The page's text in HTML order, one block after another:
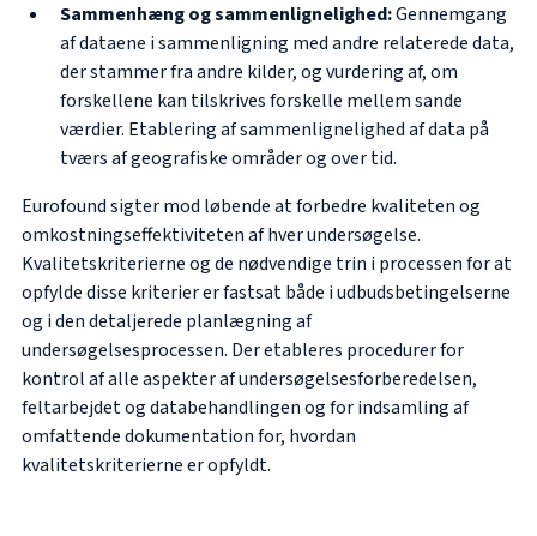
Sammenhæng og sammenlignelighed:Gennemgang
af dataene i sammenligning med andre relaterede data,
der stammer fra andre kilder, og vurdering af, om
forskellene kan tilskrives forskelle mellem sande
værdier. Etablering af sammenlignelighed af data på
tværs af geografiske områder og over tid.
Eurofound sigter mod løbende at forbedre kvaliteten og
omkostningseffektiviteten af hver undersøgelse.
Kvalitetskriterierne og de nødvendige trin i processen for at
opfylde disse kriterier er fastsat både i udbudsbetingelserne
og i den detaljerede planlægning af
undersøgelsesprocessen. Der etableres procedurer for
kontrol af alle aspekter af undersøgelsesforberedelsen,
feltarbejdet og databehandlingen og for indsamling af
omfattende dokumentation for, hvordan
kvalitetskriterierne er opfyldt.